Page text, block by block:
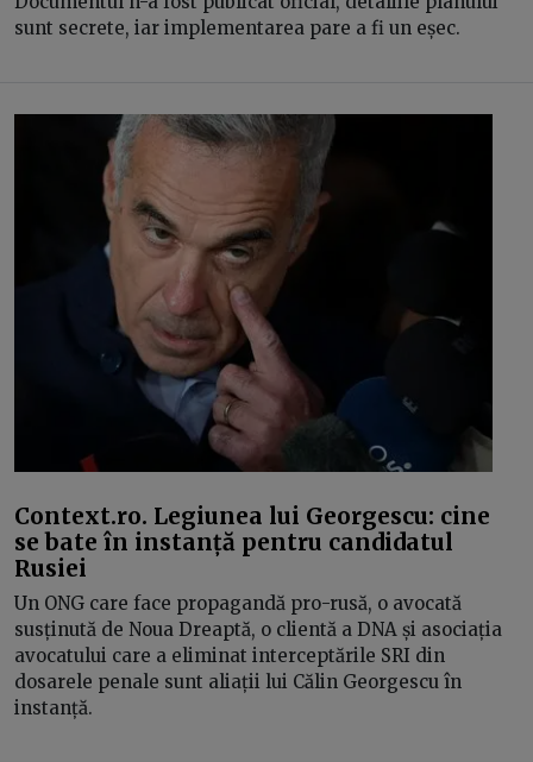
sunt secrete, iar implementarea pare a fi un eșec.
Context.ro. Legiunea lui Georgescu: cine
se bate în instanță pentru candidatul
Rusiei
Un ONG care face propagandă pro-rusă, o avocată
susținută de Noua Dreaptă, o clientă a DNA și asociația
avocatului care a eliminat interceptările SRI din
dosarele penale sunt aliații lui Călin Georgescu în
instanță.